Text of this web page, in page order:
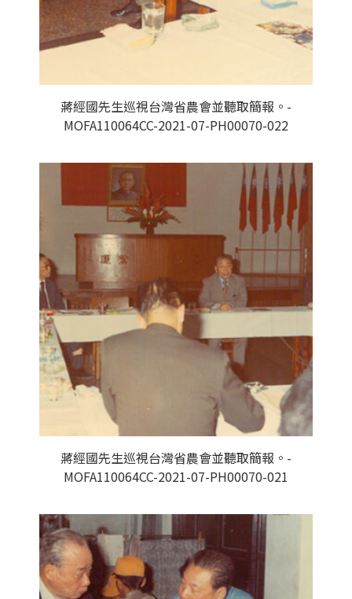
蔣經國先生巡視台灣省農會並聽取簡報。-
MOFA110064CC-2021-07-PH00070-022
蔣經國先生巡視台灣省農會並聽取簡報。-
MOFA110064CC-2021-07-PH00070-021